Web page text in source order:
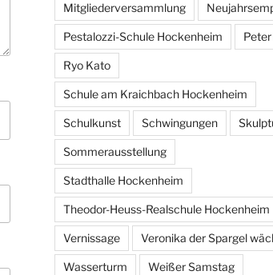
Mitgliederversammlung
Pestalozzi-Schule Hockenheim
Ryo Kato
Schule am Kraichbach Hockenheim
Schulkunst Schwingungen
Sommerausstellung
Stadthalle Hockenheim
Theodor-Heuss-Realschule Hockenheim
Vernissage Veronika der Spargel
Wasserturm Weißer Samstag